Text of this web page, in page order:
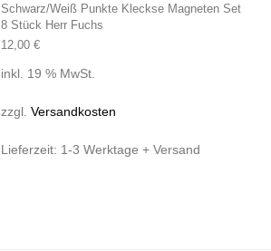
Schwarz/Weiß Punkte Kleckse Magneten Set
8 Stück Herr Fuchs
12,00 €
inkl. 19 % MwSt.
zzgl. Versandkosten
Lieferzeit: 1-3 Werktage + Versand